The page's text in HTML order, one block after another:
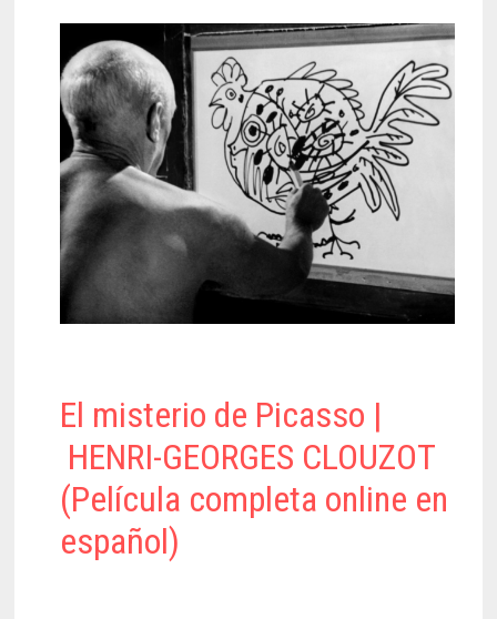
El misterio de Picasso |
HENRI-GEORGES CLOUZOT
(Película completa online en
español)